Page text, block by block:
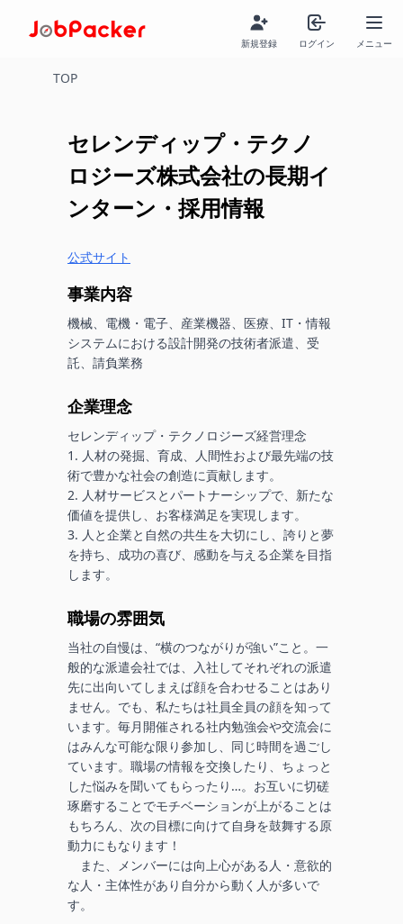
新規登録 ログイン メニュー
TOP
セレンディップ・テクノ
ロジーズ株式会社の長期イ
ンターン・採用情報
公式サイト
事業内容
機械、電機・電子、産業機器、医療、IT・情報
システムにおける設計開発の技術者派遣、受
託、請負業務
企業理念
セレンディップ・テクノロジーズ経営理念
1. 人材の発掘、育成、人間性および最先端の技
術で豊かな社会の創造に貢献します。
2. 人材サービスとパートナーシップで、新たな
価値を提供し、お客様満足を実現します。
3. 人と企業と自然の共生を大切にし、誇りと夢
を持ち、成功の喜び、感動を与える企業を目指
します。
職場の雰囲気
当社の自慢は、“横のつながりが強い”こと。一
般的な派遣会社では、入社してそれぞれの派遣
先に出向いてしまえば顔を合わせることはあり
ません。でも、私たちは社員全員の顔を知って
います。毎月開催される社内勉強会や交流会に
はみんな可能な限り参加し、同じ時間を過ごし
ています。職場の情報を交換したり、ちょっと
した悩みを聞いてもらったり…。お互いに切磋
琢磨することでモチベーションが上がることは
もちろん、次の目標に向けて自身を鼓舞する原
動力にもなります！
また、メンバーには向上心がある人・意欲的
な人・主体性があり自分から動く人が多いで
す。